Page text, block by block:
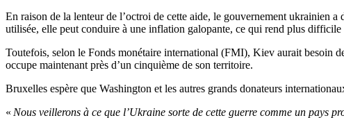
En raison de la lenteur de l’octroi de cette aide, le gouvernement ukrainien a
utilisée, elle peut conduire à une inflation galopante, ce qui rend plus
Toutefois, selon le Fonds monétaire international (FMI), Kiev aurait besoin
occupe maintenant près d’un cinquième de son territoire.
Bruxelles espère que Washington et les autres grands donateurs
« Nous veillerons à ce que l’Ukraine sorte de cette guerre comme un pays